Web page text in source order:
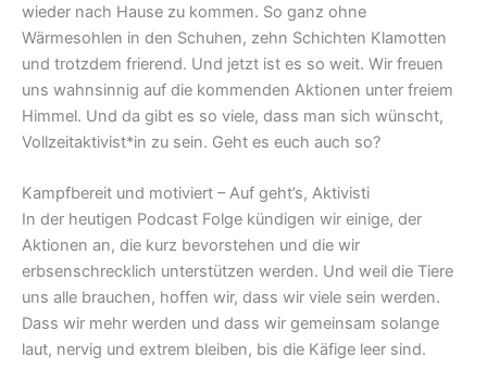
wieder nach Hause zu kommen. So ganz ohne
Wärmesohlen in den Schuhen, zehn Schichten Klamotten
und trotzdem frierend. Und jetzt ist es so weit. Wir freuen
uns wahnsinnig auf die kommenden Aktionen unter freiem
Himmel. Und da gibt es so viele, dass man sich wünscht,
Vollzeitaktivist*in zu sein. Geht es euch auch so?
Kampfbereit und motiviert – Auf geht’s, Aktivisti
In der heutigen Podcast Folge kündigen wir einige, der
Aktionen an, die kurz bevorstehen und die wir
erbsenschrecklich unterstützen werden. Und weil die Tiere
uns alle brauchen, hoffen wir, dass wir viele sein werden.
Dass wir mehr werden und dass wir gemeinsam solange
laut, nervig und extrem bleiben, bis die Käfige leer sind.